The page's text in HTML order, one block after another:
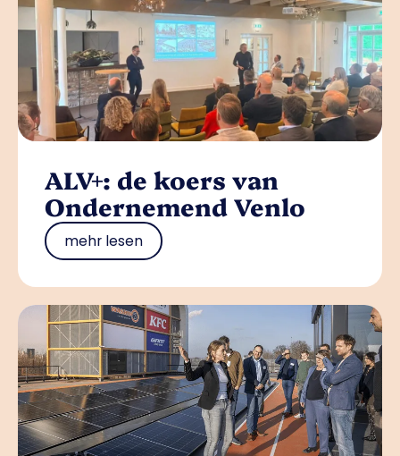
ALV+: de koers van
Ondernemend Venlo
mehr lesen